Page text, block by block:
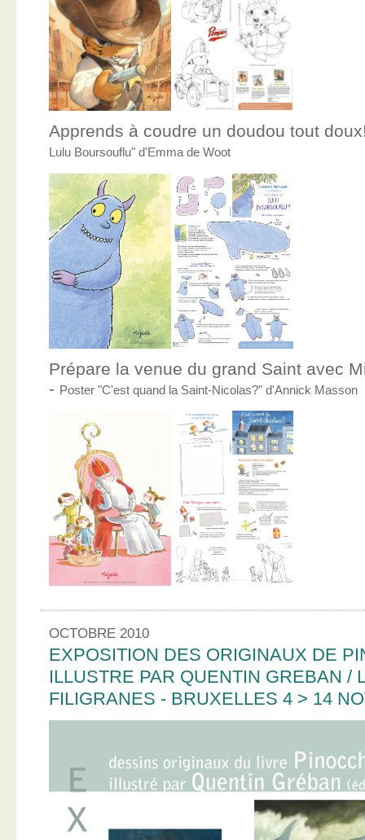
Apprends à coudre un doudou tout
Lulu Boursouflu" d'Emma de Woot
Prépare la venue du grand Saint avec
- Poster "C'est quand la Saint-Nicolas?" d'Annick Masson
OCTOBRE 2010
EXPOSITION DES ORIGINAUX DE
ILLUSTRE PAR QUENTIN GREBAN /
FILIGRANES - BRUXELLES 4 > 14